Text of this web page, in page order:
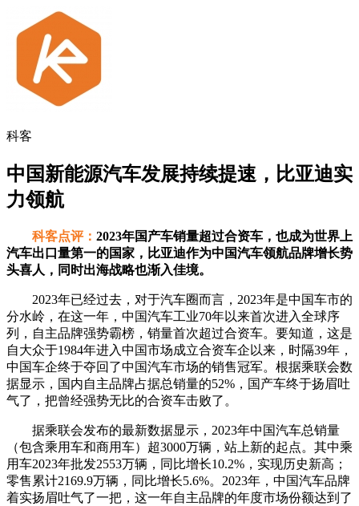
科客
中国新能源汽车发展持续提速，比亚迪实
力领航
科客点评： 2023年国产车销量超过合资车，也成为世界上
汽车出口量第一的国家，比亚迪作为中国汽车领航品牌增长势
头喜人，同时出海战略也渐入佳境。
2023年已经过去，对于汽车圈而言，2023年是中国车市的
分水岭，在这一年，中国汽车工业70年以来首次进入全球序
列，自主品牌强势霸榜，销量首次超过合资车。要知道，这是
自大众于1984年进入中国市场成立合资车企以来，时隔39年，
中国车企终于夺回了中国汽车市场的销售冠军。根据乘联会数
据显示，国内自主品牌占据总销量的52%，国产车终于扬眉吐
气了，把曾经强势无比的合资车击败了。
据乘联会发布的最新数据显示，2023年中国汽车总销量
（包含乘用车和商用车）超3000万辆，站上新的起点。其中乘
用车2023年批发2553万辆，同比增长10.2%，实现历史新高；
零售累计2169.9万辆，同比增长5.6%。2023年，中国汽车品牌
着实扬眉吐气了一把，这一年自主品牌的年度市场份额达到了